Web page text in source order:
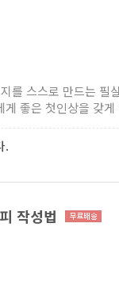
를 스스로 만드는 필
좋은 첫인상을 갖게
.
작성법